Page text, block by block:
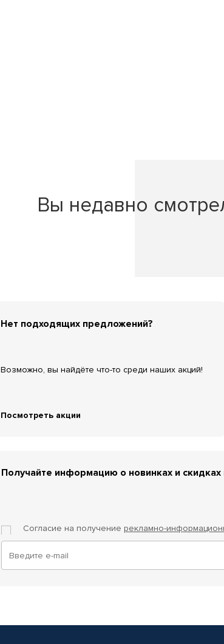
Вы недавно
Нет подходящих предложений?
Возможно, вы найдёте что-то среди наших акций!
Посмотреть акции
Получайте информацию о новинках и
Согласие на получение рекламно-